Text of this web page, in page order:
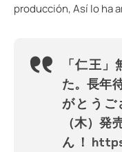
producción, Así lo ha
「仁王
た。長年
がとう
（木）発
ん！